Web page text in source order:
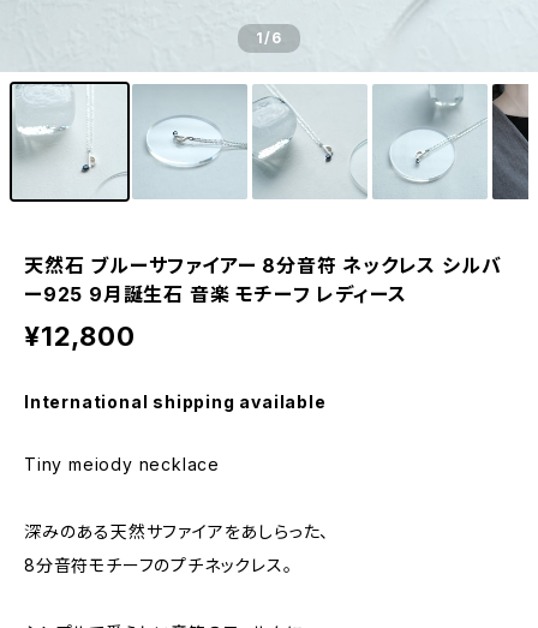
1/6
天然石 ブルーサファイアー 8分音符 ネックレス シルバ
ー925 9月誕生石 音楽 モチーフ レディース
¥12,800
International shipping available
Tiny meiody necklace
深みのある天然サファイアをあしらった、
8分音符モチーフのプチネックレス。